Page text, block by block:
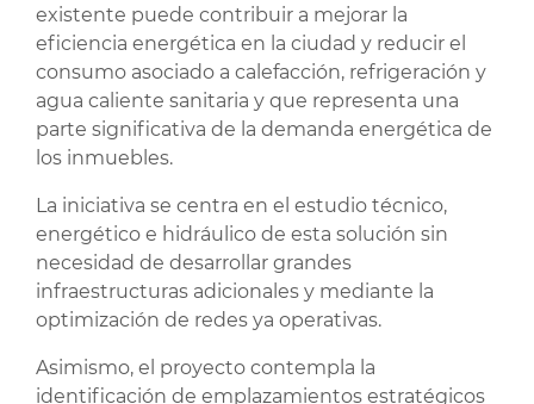
existente puede contribuir a mejorar la
eficiencia energética en la ciudad y reducir el
consumo asociado a calefacción, refrigeración y
agua caliente sanitaria y que representa una
parte significativa de la demanda energética de
los inmuebles.
La iniciativa se centra en el estudio técnico,
energético e hidráulico de esta solución sin
necesidad de desarrollar grandes
infraestructuras adicionales y mediante la
optimización de redes ya operativas.
Asimismo, el proyecto contempla la
identificación de emplazamientos estratégicos